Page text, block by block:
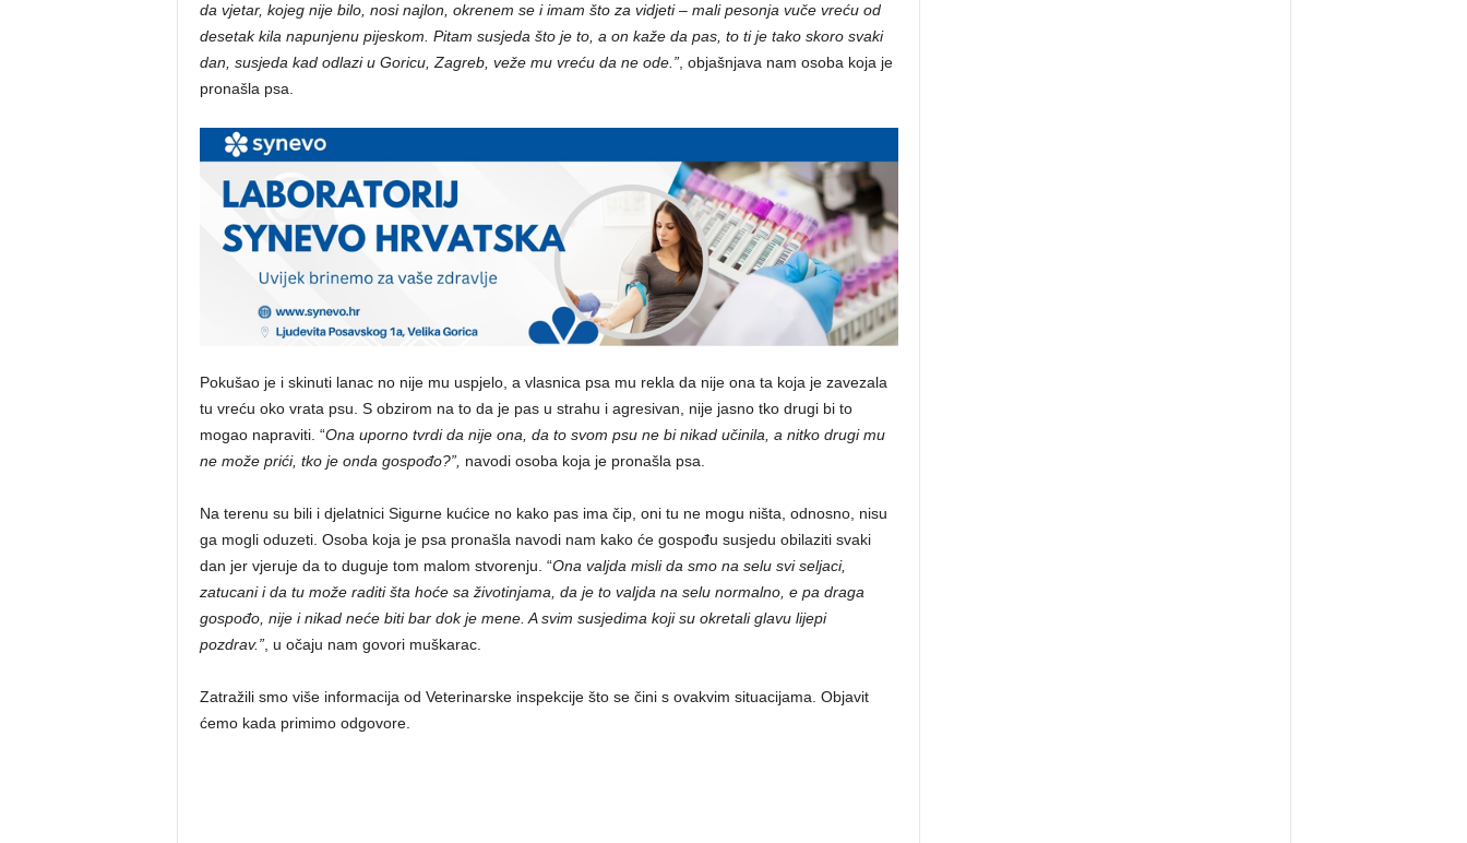
da vjetar, kojeg nije bilo, nosi najlon, okrenem se i imam što za vidjeti – mali pesonja vuče vreću od
desetak kila napunjenu pijeskom. Pitam susjeda što je to, a on kaže da pas, to ti je tako skoro svaki
dan, susjeda kad odlazi u Goricu, Zagreb, veže mu vreću da ne ode.”, objašnjava nam osoba koja je
pronašla psa.
Pokušao je i skinuti lanac no nije mu uspjelo, a vlasnica psa mu rekla da nije ona ta koja je zavezala
tu vreću oko vrata psu. S obzirom na to da je pas u strahu i agresivan, nije jasno tko drugi bi to
mogao napraviti. “Ona uporno tvrdi da nije ona, da to svom psu ne bi nikad učinila, a nitko drugi mu
ne može prići, tko je onda gospođo?”, navodi osoba koja je pronašla psa.
Na terenu su bili i djelatnici Sigurne kućice no kako pas ima čip, oni tu ne mogu ništa, odnosno, nisu
ga mogli oduzeti. Osoba koja je psa pronašla navodi nam kako će gospođu susjedu obilaziti svaki
dan jer vjeruje da to duguje tom malom stvorenju. “Ona valjda misli da smo na selu svi seljaci,
zatucani i da tu može raditi šta hoće sa životinjama, da je to valjda na selu normalno, e pa draga
gospođo, nije i nikad neće biti bar dok je mene. A svim susjedima koji su okretali glavu lijepi
pozdrav.”, u očaju nam govori muškarac.
Zatražili smo više informacija od Veterinarske inspekcije što se čini s ovakvim situacijama. Objavit
ćemo kada primimo odgovore.